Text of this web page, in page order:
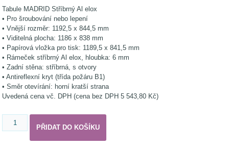
Tabule MADRID Stříbrný Al elox
• Pro šroubování nebo lepení
• Vnější rozměr: 1192,5 x 844,5 mm
• Viditelná plocha: 1186 x 838 mm
• Papírová vložka pro tisk: 1189,5 x 841,5 mm
• Rámeček stříbrný Al elox, hloubka: 6 mm
• Zadní stěna: stříbrná, s otvory
• Antireflexní kryt (třída požáru B1)
• Směr otevírání: horní kratší strana
Uvedená cena vč. DPH (cena bez DPH 5 543,80 Kč)
Madrid
PŘIDAT DO KOŠÍKU